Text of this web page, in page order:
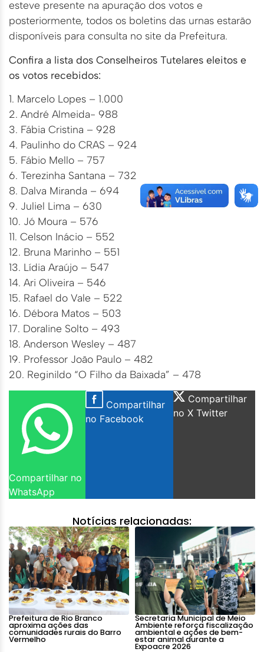
esteve presente na apuração dos votos e
posteriormente, todos os boletins das urnas estarão
disponíveis para consulta no site da Prefeitura.
Confira a lista dos Conselheiros Tutelares eleitos e
os votos recebidos:
1. Marcelo Lopes – 1.000
2. André Almeida- 988
3. Fábia Cristina – 928
4. Paulinho do CRAS – 924
5. Fábio Mello – 757
6. Terezinha Santana – 732
8. Dalva Miranda – 694
9. Juliel Lima – 630
10. Jó Moura – 576
11. Celson Inácio – 552
12. Bruna Marinho – 551
13. Lídia Araújo – 547
14. Ari Oliveira – 546
15. Rafael do Vale – 522
16. Débora Matos – 503
17. Doraline Solto – 493
18. Anderson Wesley – 487
19. Professor João Paulo – 482
20. Reginildo “O Filho da Baixada” – 478
Compartilhar no
WhatsApp
Compartilhar
no Facebook
Compartilhar
no X Twitter
Notícias relacionadas:
Prefeitura de Rio Branco
aproxima ações das
comunidades rurais do Barro
Vermelho
Secretaria Municipal de Meio
Ambiente reforça fiscalização
ambiental e ações de bem-
estar animal durante a
Expoacre 2026